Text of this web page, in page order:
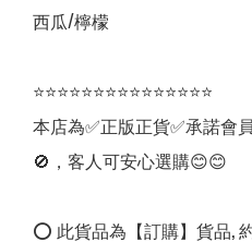
西瓜/檸檬
⭐⭐⭐⭐⭐⭐⭐⭐⭐⭐⭐⭐⭐⭐⭐
本店為✅正版正貨✅承諾會
🚫，客人可安心選購😊😊
⭕ 此貨品為【訂購】貨品,